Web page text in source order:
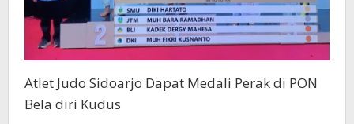
Atlet Judo Sidoarjo Dapat Medali Perak di PON
Bela diri Kudus